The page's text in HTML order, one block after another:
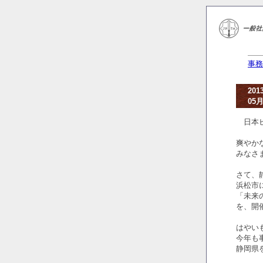
事
05
日本
爽やか
みなさ
さて、
浜松市
「未
を、開
はやい
今年も
静岡県